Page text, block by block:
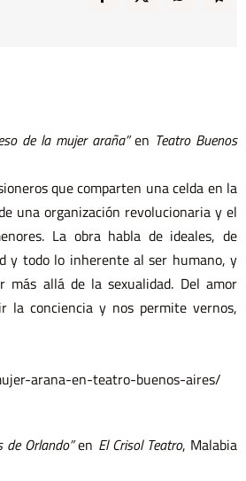
de la mujer araña”en Teatro Buenos
que comparten una celda en la
una organización revolucionaria y el
La obra habla de ideales, de
y todo lo inherente al ser humano, y
más allá de la sexualidad. Del amor
la conciencia y nos permite vernos,
arana-en-teatro-buenos-aires/
de Orlando”en El Crisol Teatro, Malabia